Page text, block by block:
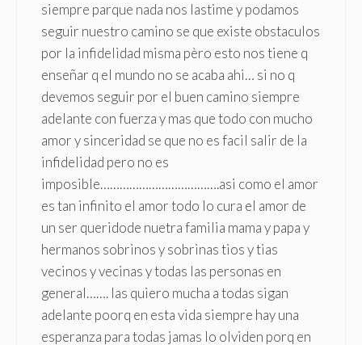
siempre parque nada nos lastime y podamos
seguir nuestro camino se que existe obstaculos
por la infidelidad misma pèro esto nos tiene q
enseñar q el mundo no se acaba ahi… si no q
devemos seguir por el buen camino siempre
adelante con fuerza y mas que todo con mucho
amor y sinceridad se que no es facil salir de la
infidelidad pero no es
imposible……………………………….asi como el amor
es tan infinito el amor todo lo cura el amor de
un ser queridode nuetra familia mama y papa y
hermanos sobrinos y sobrinas tios y tias
vecinos y vecinas y todas las personas en
general……. las quiero mucha a todas sigan
adelante poorq en esta vida siempre hay una
esperanza para todas jamas lo olviden porq en